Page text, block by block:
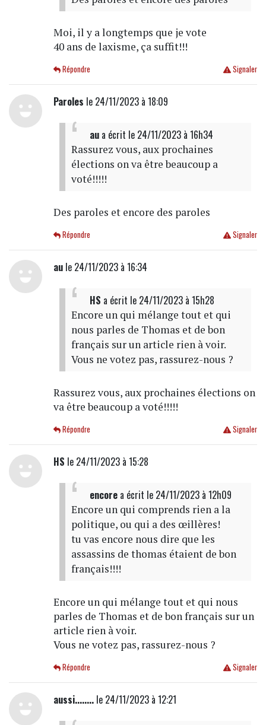
Moi, il y a longtemps que je vote
40 ans de laxisme, ça suffit!!!
Signaler
Répondre
Paroles le 24/11/2023 à 18:09
aua écrit le 24/11/2023 à 16h34
Rassurez vous, aux prochaines
élections on va être beaucoup a
voté!!!!!
Des paroles et encore des paroles
Signaler
Répondre
aule 24/11/2023 à 16:34
HS a écrit le 24/11/2023 à 15h28
Encore un qui mélange tout et qui
nous parles de Thomas et de bon
français sur un article rien à voir.
Vous ne votez pas, rassurez-nous ?
Rassurez vous, aux prochaines élections on
va être beaucoup a voté!!!!!
Signaler
Répondre
HS le 24/11/2023 à 15:28
encorea écrit le 24/11/2023 à 12h09
Encore un qui comprends rien a la
politique, ou qui a des œillères!
tu vas encore nous dire que les
assassins de thomas étaient de bon
français!!!!
Encore un qui mélange tout et qui nous
parles de Thomas et de bon français sur un
article rien à voir.
Vous ne votez pas, rassurez-nous ?
Signaler
Répondre
aussi........le 24/11/2023 à 12:21